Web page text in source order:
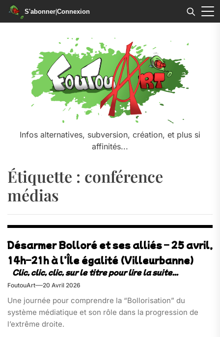
S'abonner|Connexion
Infos alternatives, subversion, création, et plus si
affinités...
Étiquette : conférence
médias
Désarmer Bolloré et ses alliés – 25 avril,
14h–21h à l’Île égalité (Villeurbanne)
FoutouArt 20 Avril 2026
Une journée pour comprendre la “Bollorisation” du
système médiatique et son rôle dans la progression de
l’extrême droite.